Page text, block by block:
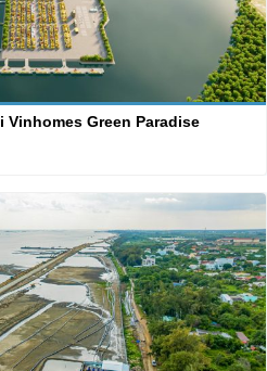
Green Paradise